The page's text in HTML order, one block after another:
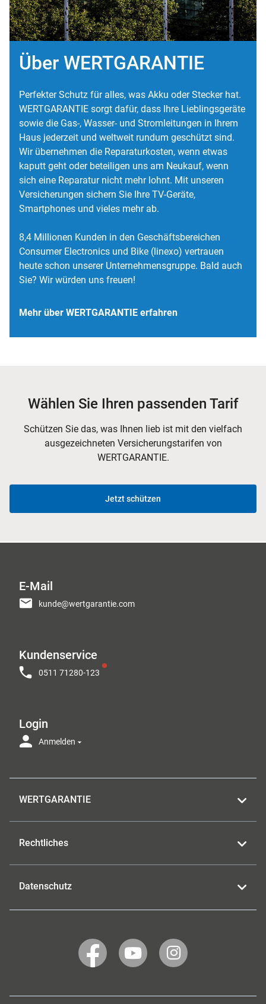
Über WERTGARANTIE
Perfekter Schutz für alles, was Akku oder Stecker hat.
WERTGARANTIE sorgt dafür, dass Ihre Lieblingsgeräte
sowie die Gas-, Wasser- und Stromleitungen in Ihrem
Haus jederzeit und weltweit rundum geschützt sind.
Wir übernehmen die Reparaturkosten, wenn etwas
kaputt geht oder beteiligen uns am Neukauf, wenn
sich eine Reparatur nicht mehr lohnt. Mit unseren
Versicherungen sichern Sie Ihre TV-Geräte,
Smartphones und vieles mehr ab.
8,4 Millionen Kunden in den Geschäftsbereichen
Consumer Electronics und Bike (linexo) vertrauen
heute schon unserer Unternehmensgruppe. Bald auch
Sie? Wir würden uns freuen!
Mehr über WERTGARANTIE erfahren
Wählen Sie Ihren passenden Tarif
Schützen Sie das, was Ihnen lieb ist mit den vielfach
ausgezeichneten Versicherungstarifen von
WERTGARANTIE.
Jetzt schützen
E-Mail
kunde@wertgarantie.com
Kundenservice
0511 71280-123
Login
Anmelden
WERTGARANTIE
Rechtliches
Datenschutz
WERTGARANTIE
auf
WERTGARANTIE
auf
WERTGARANTIE
auf